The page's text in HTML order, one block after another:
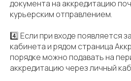
документа на аккредитацию
курьерским отправлением.
4️⃣ Если при входе появляется
кабинета и рядом страница
порядке можно подавать на
аккредитацию через личный